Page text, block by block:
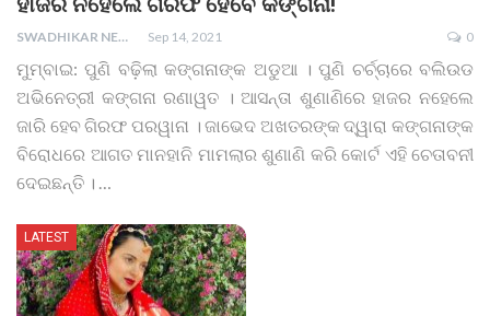
SWADHIKAR NEWS Sep 14, 2021 0
ମୁମ୍ବାଇ: ପୁଣି ବଢ଼ିଲା କଙ୍ଗନାଙ୍କ ଅଡୁଆ । ପୁଣି ଚର୍ଚ୍ଚାରେ ବଲିଉଡ
ଅଭିନେତ୍ରୀ କଙ୍ଗନା ରଣାୱତ । ଆସନ୍ତା ଶୁଣାଣିରେ ହାଜର ନହେଲେ
ଜାରି ହେବ ଗିରଫ ପରୱାନା । ଜାଭେଦ ଅଖତରଙ୍କ ଦ୍ୱାରା କଙ୍ଗନାଙ୍କ
ବିରୋଧରେ ଆଗତ ମାନହାନି ମାମଲାର ଶୁଣାଣି କରି କୋର୍ଟ ଏହି ଚେତାବନୀ
ଦେଇଛନ୍ତି । …
LATEST